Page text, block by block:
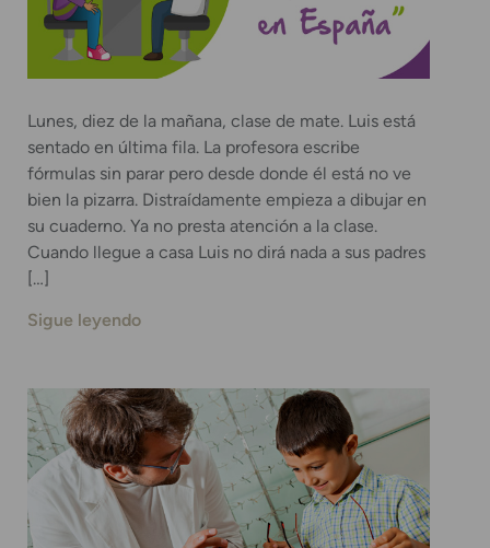
Lunes, diez de la mañana, clase de mate. Luis está
sentado en última fila. La profesora escribe
fórmulas sin parar pero desde donde él está no ve
bien la pizarra. Distraídamente empieza a dibujar en
su cuaderno. Ya no presta atención a la clase.
Cuando llegue a casa Luis no dirá nada a sus padres
[…]
Sigue leyendo